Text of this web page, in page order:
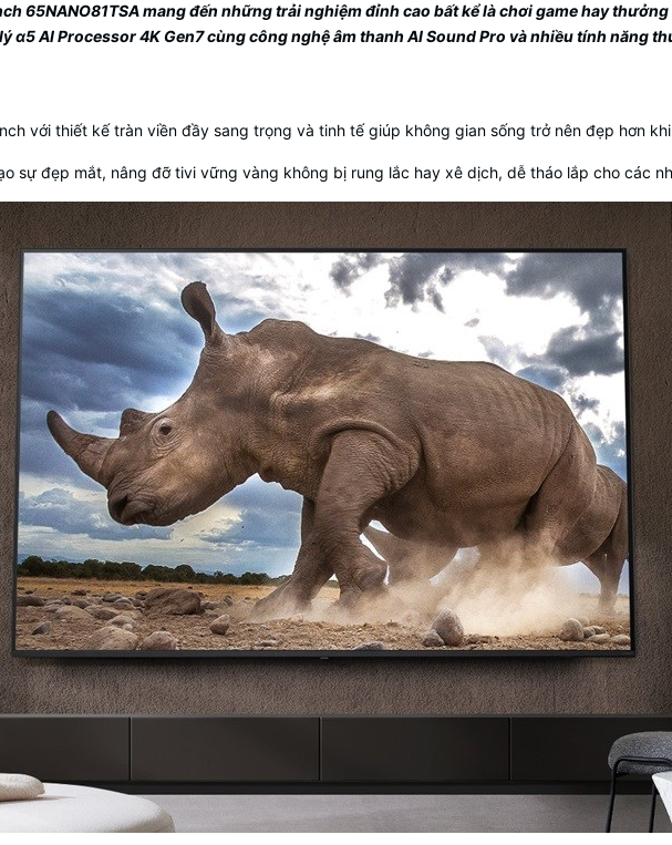
65NANO81TSAmang đến những trải nghiệm đỉnh cao bất kể là chơi game hay
α5 AI Processor 4K Gen7 cùng công nghệ âm thanh AI Sound Pro và nhiều tính năng
với thiết kế tràn viền đầy sang trọng và tinh tế giúp không gian sống trở nên đẹp hơn
sự đẹp mắt, nâng đỡ tivi vững vàng không bị rung lắc hay xê dịch, dễ tháo lắp cho các